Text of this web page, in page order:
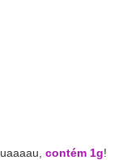
uaaaau, contém 1g!